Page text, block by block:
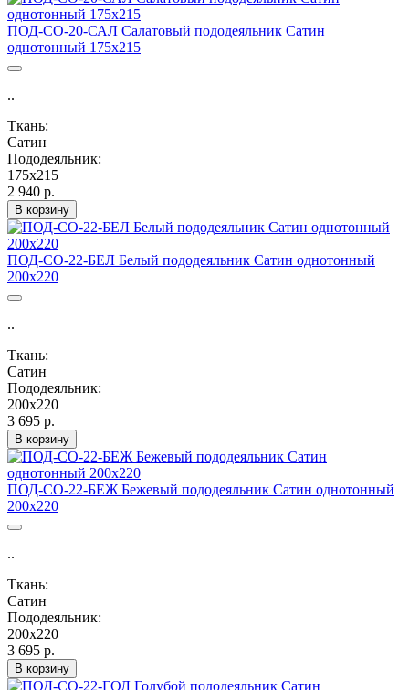
ПОД-СО-20-САЛ Салатовый пододеяльник Сатин
однотонный 175х215
..
Ткань:
Сатин
Пододеяльник:
175х215
2 940 р.
В корзину
ПОД-СО-22-БЕЛ Белый пододеяльник Сатин однотонный
200х220
..
Ткань:
Сатин
Пододеяльник:
200х220
3 695 р.
В корзину
ПОД-СО-22-БЕЖ Бежевый пододеяльник Сатин однотонный
200х220
..
Ткань:
Сатин
Пододеяльник:
200х220
3 695 р.
В корзину